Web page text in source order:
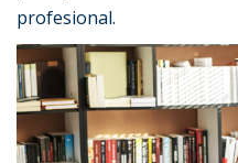
profesional.